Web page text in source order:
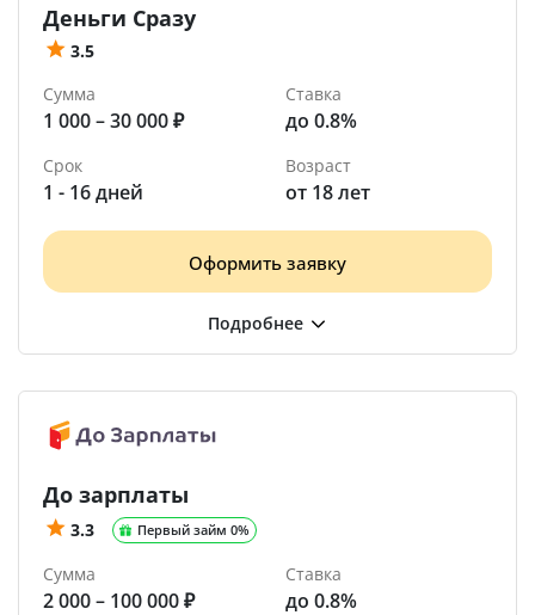
Деньги Сразу
3.5
Сумма
1 000 – 30 000 ₽
Ставка
до 0.8%
Срок
1 - 16 дней
Возраст
от 18 лет
Оформить заявку
До зарплаты
3.3 Первый займ 0%
Сумма
2 000 – 100 000 ₽
Ставка
до 0.8%